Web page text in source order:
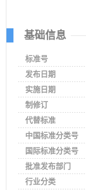
基础信息
标准号
发布日期
实施日期
制修订
代替标准
中国标准分类号
国际标准分类号
批准发布部门
行业分类